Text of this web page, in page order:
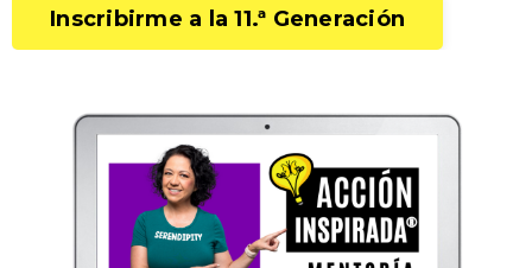
Inscribirme a la 11.ª Generación